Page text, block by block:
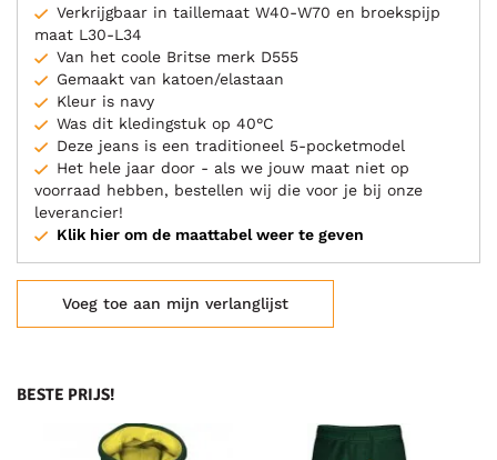
Verkrijgbaar in taillemaat W40-W70 en broekspijp
maat L30-L34
Van het coole Britse merk D555
Gemaakt van katoen/elastaan
Kleur is navy
Was dit kledingstuk op 40°C
Deze jeans is een traditioneel 5-pocketmodel
Het hele jaar door - als we jouw maat niet op
voorraad hebben, bestellen wij die voor je bij onze
leverancier!
Klik hier om de maattabel weer te geven
Voeg toe aan mijn verlanglijst
BESTE PRIJS!